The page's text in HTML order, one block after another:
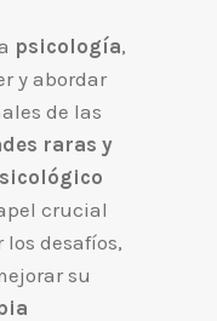
psicología,
y abordar
de las
raras y
crucial
desafíos,
su